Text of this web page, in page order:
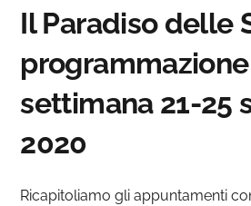
Il Paradiso delle
settimana 21-25
2020
Ricapitoliamo gli appuntamenti